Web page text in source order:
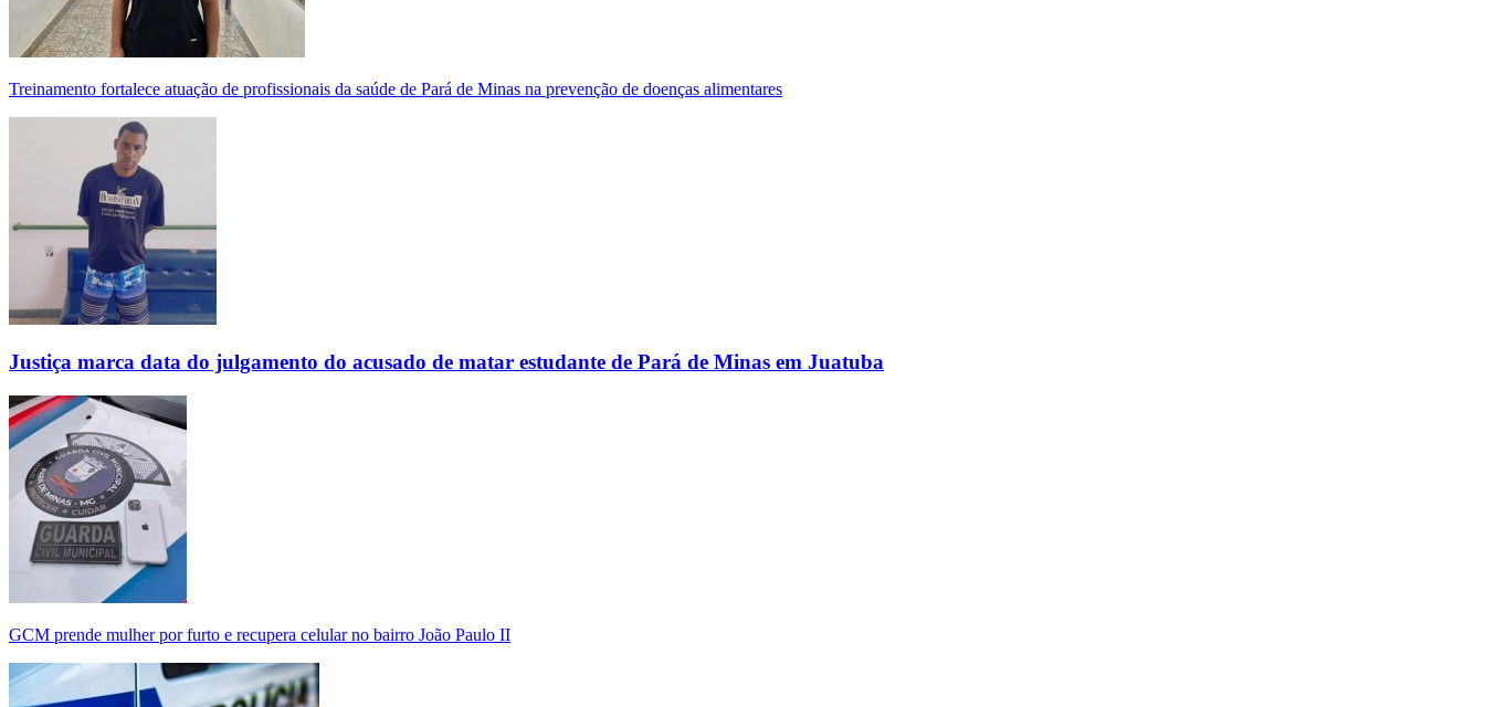
Treinamento fortalece atuação de profissionais da saúde de Pará de Minas na prevenção de doenças alimentares
Justiça marca data do julgamento do acusado de matar estudante de Pará de Minas em Juatuba
GCM prende mulher por furto e recupera celular no bairro João Paulo II